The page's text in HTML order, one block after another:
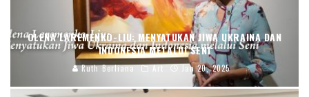
OLENA LAREMENKO-LIU: MENYATUKAN JIWA UKRAINA DAN
INDONESIA MELALUI SENI
Ruth Berliana Art Jan 20, 2025